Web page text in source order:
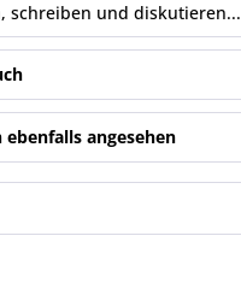
schreiben und diskutieren...
angesehen